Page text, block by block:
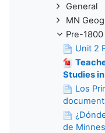
General
MN
Pre-
Unit 2
Studies
Los
de